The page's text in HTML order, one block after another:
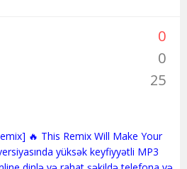
0
0
25
🔥 This Remix Will Make Your
yüksək keyfiyyətli MP3